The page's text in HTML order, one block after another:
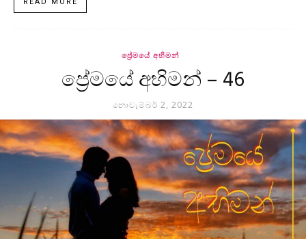
ප්‍රේමයේ අභිමන්
ප්‍රේමයේ අභිමන් – 46
නොවැම්බර් 2, 2022